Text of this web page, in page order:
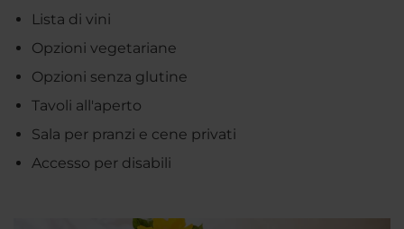
Lista di vini
Opzioni vegetariane
Opzioni senza glutine
Tavoli all'aperto
Sala per pranzi e cene privati
Accesso per disabili